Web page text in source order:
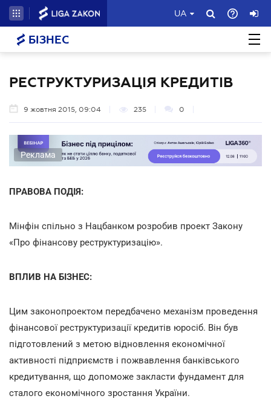
UA
БІЗНЕС
РЕСТРУКТУРИЗАЦІЯ КРЕДИТІВ
9 жовтня 2015, 09:04 235 0
Реклама
ПРАВОВА ПОДІЯ:
Мінфін спільно з Нацбанком розробив проект Закону
«Про фінансову реструктуризацію».
ВПЛИВ НА БІЗНЕС:
Цим законопроектом передбачено механізм проведення
фінансової реструктуризації кредитів юросіб. Він був
підготовлений з метою відновлення економічної
активності підприємств і пожвавлення банківського
кредитування, що допоможе закласти фундамент для
сталого економічного зростання України.